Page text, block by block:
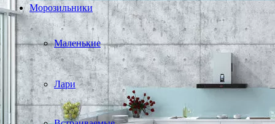
Морозильники
Маленькие
Лари